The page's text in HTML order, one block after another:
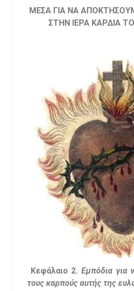
ΜΕΣΑ ΓΙΑ ΝΑ
ΣΤΗΝ ΙΕΡΑ ΚΑΡΔΙΑ
Κεφάλαιο 2.Εμπόδια για
τους καρπούς αυτής της